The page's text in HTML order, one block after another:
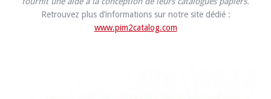
Retrouvez plus d’informations sur notre site dédié :
www.pim2catalog.com